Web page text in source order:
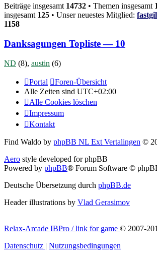
Beiträge insgesamt 14732 • Themen insgesamt
insgesamt 125 • Unser neuestes Mitglied: fastgil
1158
Danksagungen Topliste — 10
ND (8), austin (6)
Portal
Foren-Übersicht
Alle Zeiten sind UTC+02:00
Alle Cookies löschen
Impressum
Kontakt
Find Waldo by phpBB NL Ext Vertalingen ©
Aero style developed for phpBB
Powered by phpBB® Forum Software ©
Deutsche Übersetzung durch phpBB.de
Header illustrations by Vlad Gerasimov
Relax-Arcade IBPro / link for game © 2007-
Datenschutz | Nutzungsbedingungen